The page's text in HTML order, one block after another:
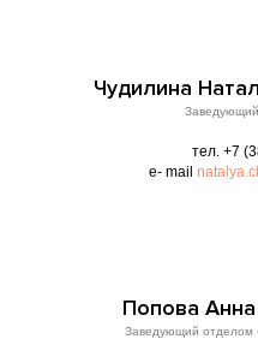
Чудилина
Заведующий
тел. +7
e- mail
Попова
Заведующий отделом